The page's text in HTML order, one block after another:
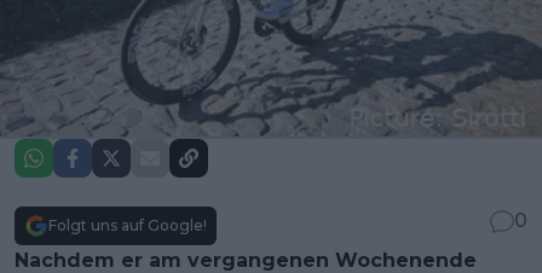
Folgt uns auf Google!
0
Nachdem er am vergangenen Wochenende